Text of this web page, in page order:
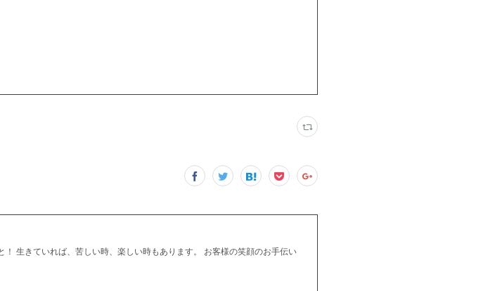
生きていれば、苦しい時、楽しい時もあります。 お客様の笑顔のお手伝い